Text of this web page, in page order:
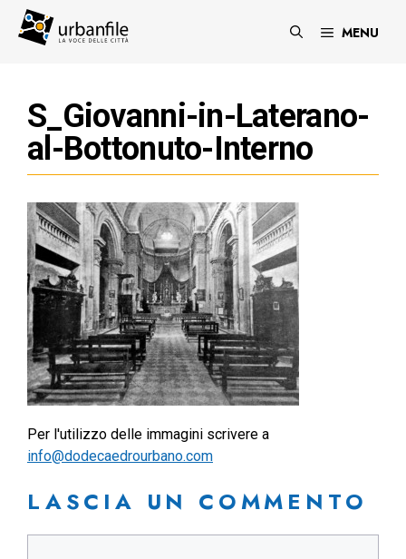
MENU
S_Giovanni-in-Laterano-
al-Bottonuto-Interno
Per l'utilizzo delle immagini scrivere a
info@dodecaedrourbano.com
LASCIA UN COMMENTO